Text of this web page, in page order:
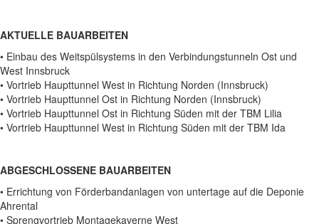
AKTUELLE BAUARBEITEN
• Einbau des Weitspülsystems in den Verbindungstunneln Ost und
West Innsbruck
• Vortrieb Haupttunnel West in Richtung Norden (Innsbruck)
• Vortrieb Haupttunnel Ost in Richtung Norden (Innsbruck)
• Vortrieb Haupttunnel Ost in Richtung Süden mit der TBM Lilia
• Vortrieb Haupttunnel West in Richtung Süden mit der TBM Ida
ABGESCHLOSSENE BAUARBEITEN
• Errichtung von Förderbandanlagen von untertage auf die Deponie
Ahrental
• Sprengvortrieb Montagekaverne West